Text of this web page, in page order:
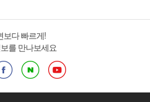
보다 빠르게!
를 만나보세요